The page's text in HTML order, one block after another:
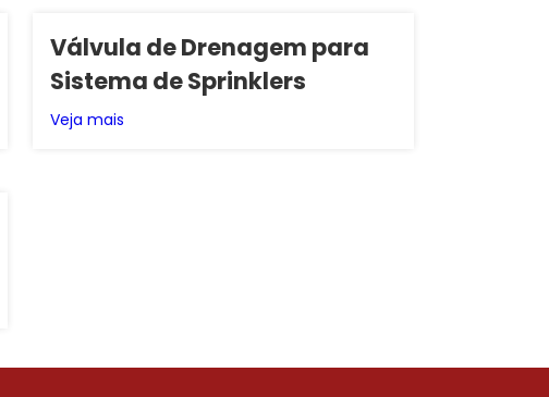
Válvula de Drenagem para
Sistema de Sprinklers
Veja mais